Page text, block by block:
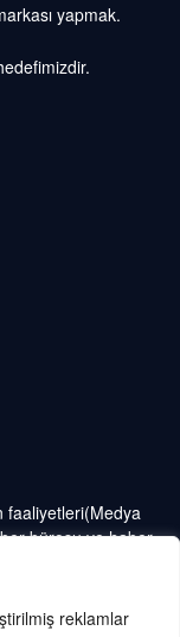
reklamlar
yapmak.
faaliyetleri(Medya
bürosu ve haber
filimcilik,
sözleşmede yazılı